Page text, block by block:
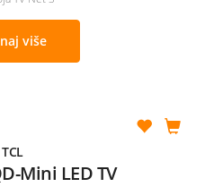
više
TCL
Mini LED TV